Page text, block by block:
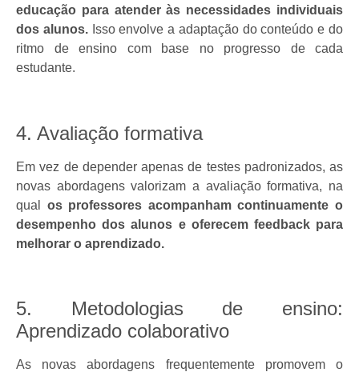
educação para atender às necessidades individuais
dos alunos. Isso envolve a adaptação do conteúdo e do
ritmo de ensino com base no progresso de cada
estudante.
4. Avaliação formativa
Em vez de depender apenas de testes padronizados, as
novas abordagens valorizam a avaliação formativa, na
qual os professores acompanham continuamente o
desempenho dos alunos e oferecem feedback para
melhorar o aprendizado.
5. Metodologias de ensino:
Aprendizado colaborativo
As novas abordagens frequentemente promovem o